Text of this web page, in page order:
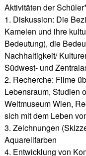
Aktivitäten der
1. Diskussion: Die
Kamelen und ihre
Bedeutung), die
Nachhaltigkeit/
Südwest- und
2. Recherche: Filme
Lebensraum, Studien
Weltmuseum Wien,
sich mit dem Leben
3. Zeichnungen
Aquarellfarben
4. Entwicklung von